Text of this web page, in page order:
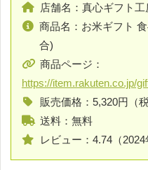
店舗名：真心ギフト
商品名：お米ギフト
合)
商品ページ：
https://item.rakuten.co.jp/
販売価格：5,320円（税
送料：無料
レビュー：4.74（2024